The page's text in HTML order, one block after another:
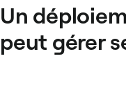
Un
peut gérer